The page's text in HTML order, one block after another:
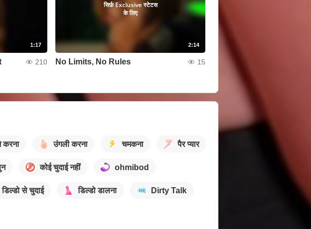
1:17
210
2:14
सिर्फ़ Exclusive स्टेटस
के लिए
No Limits, No Rules 15
करना उंगली करना चमकना पैर प्यार
कोई चुदाई नहीं ohmibod
डिल्डो से चुदाई डिल्डो डालना Dirty Talk